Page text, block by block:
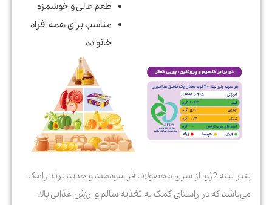
طعم عالی و خوشمزه
مناسب برای همه افراد
خانواده
پنیر لبنه 2ژو، از سری محصولات فراسودمند و جدید برند رامک
می‌باشد که در راستای کمک به تغذیه سالم و ارزش غذایی بالا،